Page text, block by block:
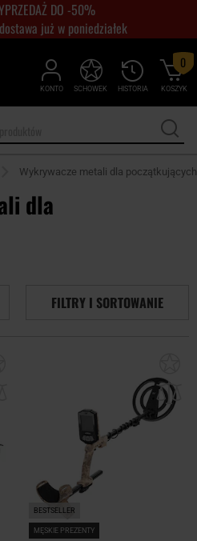
DO -50%
już w poniedziałek
KONTO HISTORIA
SCHOWEK KOSZYK
0
Wykrywacze metali dla początkujących
dla
FILTRY I SORTOWANIE
BESTSELLER
MĘSKIE PREZENTY